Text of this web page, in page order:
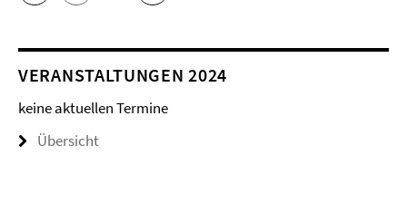
VERANSTALTUNGEN 2024
keine aktuellen Termine
Übersicht